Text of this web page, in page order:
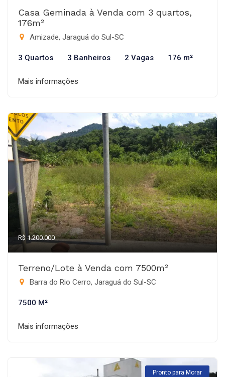
Casa Geminada à Venda com 3 quartos,
176m²
Amizade, Jaraguá do Sul-SC
3 Quartos 3 Banheiros 2 Vagas 176 m²
Mais informações
R$ 1.200.000
Terreno/Lote à Venda com 7500m²
Barra do Rio Cerro, Jaraguá do Sul-SC
7500 M²
Mais informações
Pronto para Morar